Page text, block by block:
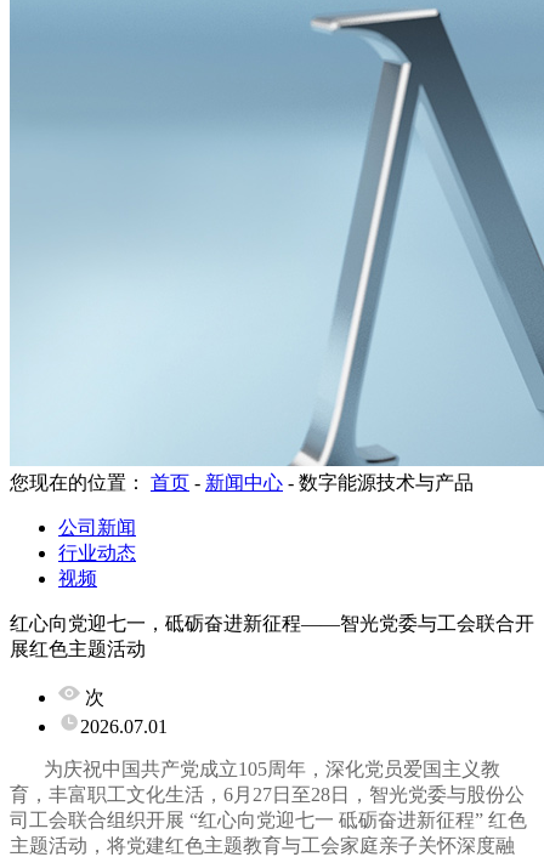
您现在的位置： 首页 - 新闻中心 - 数字能源技术与产品
公司新闻
行业动态
视频
红心向党迎七一，砥砺奋进新征程——智光党委与工会联合开
展红色主题活动
次
2026.07.01
为庆祝中国共产党成立105周年，深化党员爱国主义教
育，丰富职工文化生活，6月27日至28日，智光党委与股份公
司工会联合组织开展 “红心向党迎七一 砥砺奋进新征程” 红色
主题活动，将党建红色主题教育与工会家庭亲子关怀深度融